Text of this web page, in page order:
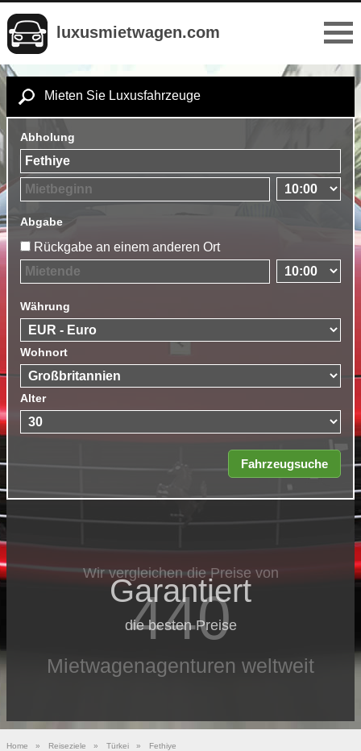
luxusmietwagen.com
Mieten Sie Luxusfahrzeuge
Abholung
Abgabe
Rückgabe an einem anderen Ort
Währung
Wohnort
Alter
Wir vergleichen die Preise von
440
Mietwagenagenturen weltweit
Garantiert
die besten Preise
Home » Reiseziele » Türkei » Fethiye